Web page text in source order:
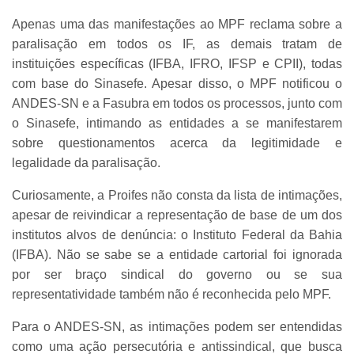
Apenas uma das manifestações ao MPF reclama sobre a
paralisação em todos os IF, as demais tratam de
instituições específicas (IFBA, IFRO, IFSP e CPII), todas
com base do Sinasefe. Apesar disso, o MPF notificou o
ANDES-SN e a Fasubra em todos os processos, junto com
o Sinasefe, intimando as entidades a se manifestarem
sobre questionamentos acerca da legitimidade e
legalidade da paralisação.
Curiosamente, a Proifes não consta da lista de intimações,
apesar de reivindicar a representação de base de um dos
institutos alvos de denúncia: o Instituto Federal da Bahia
(IFBA). Não se sabe se a entidade cartorial foi ignorada
por ser braço sindical do governo ou se sua
representatividade também não é reconhecida pelo MPF.
Para o ANDES-SN, as intimações podem ser entendidas
como uma ação persecutória e antissindical, que busca